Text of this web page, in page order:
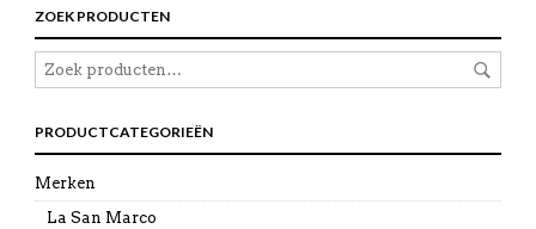
ZOEK PRODUCTEN
PRODUCTCATEGORIEËN
Merken
La San Marco